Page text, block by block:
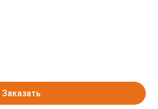
Заказать